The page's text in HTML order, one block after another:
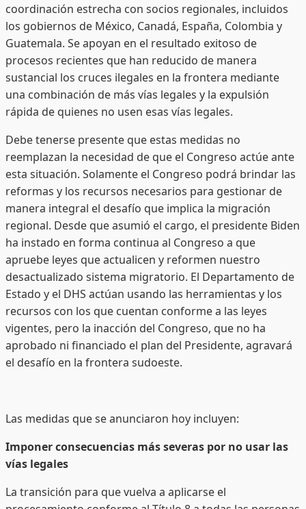
coordinación estrecha con socios regionales, incluidos
los gobiernos de México, Canadá, España, Colombia y
Guatemala. Se apoyan en el resultado exitoso de
procesos recientes que han reducido de manera
sustancial los cruces ilegales en la frontera mediante
una combinación de más vías legales y la expulsión
rápida de quienes no usen esas vías legales.
Debe tenerse presente que estas medidas no
reemplazan la necesidad de que el Congreso actúe ante
esta situación. Solamente el Congreso podrá brindar las
reformas y los recursos necesarios para gestionar de
manera integral el desafío que implica la migración
regional. Desde que asumió el cargo, el presidente Biden
ha instado en forma continua al Congreso a que
apruebe leyes que actualicen y reformen nuestro
desactualizado sistema migratorio. El Departamento de
Estado y el DHS actúan usando las herramientas y los
recursos con los que cuentan conforme a las leyes
vigentes, pero la inacción del Congreso, que no ha
aprobado ni financiado el plan del Presidente, agravará
el desafío en la frontera sudoeste.
Las medidas que se anunciaron hoy incluyen:
Imponer consecuencias más severas por no usar las
vías legales
La transición para que vuelva a aplicarse el